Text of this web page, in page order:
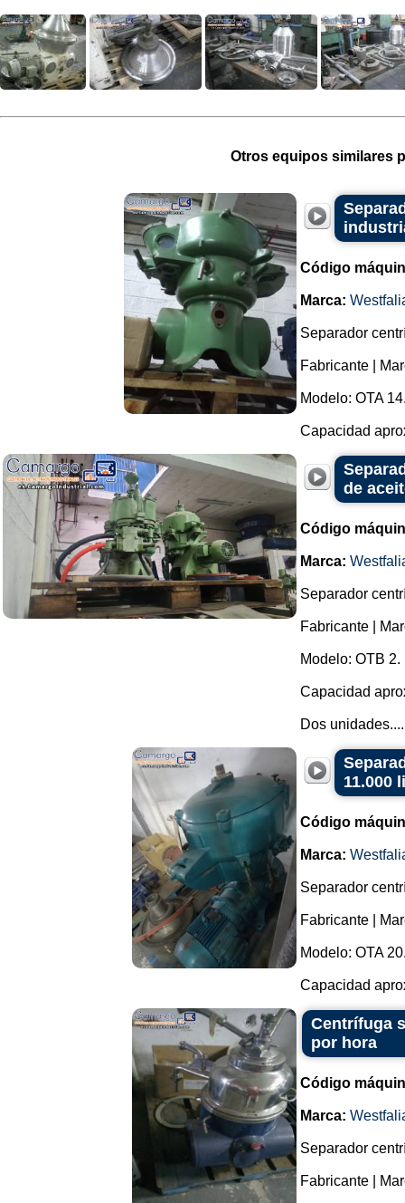
Otros equipos similares
Código
Marca:
Separador
Fabricante |
Modelo: OTA
Capacidad
de
Código
Marca:
Separador
Fabricante |
Modelo: OTB 2.
Capacidad
Dos unidades....
11.000
Código
Marca:
Separador
Fabricante |
Modelo: OTA
Capacidad
Centrífuga
por hora
Código
Marca:
Separador
Fabricante |